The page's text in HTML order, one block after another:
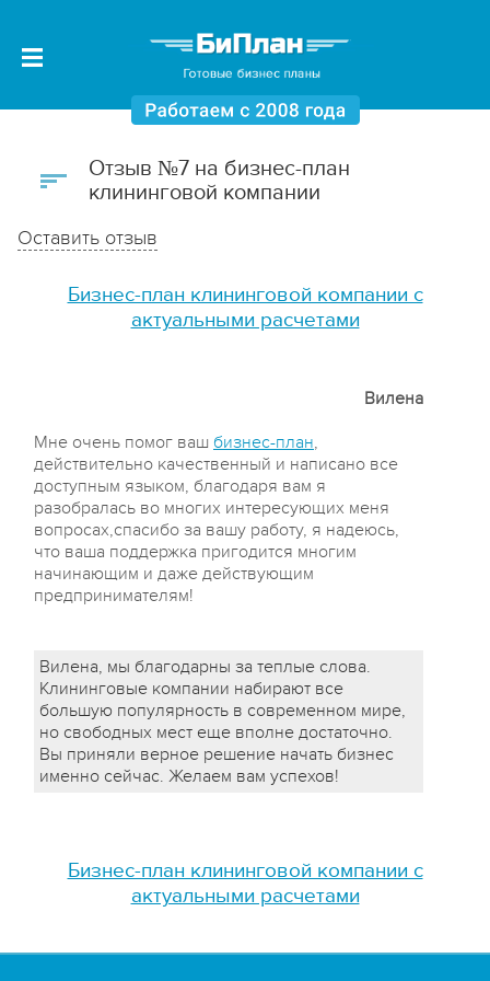
Отзыв №7 на бизнес-план
клининговой компании
Оставить отзыв
Бизнес-план клининговой компании с
актуальными расчетами
Вилена
Мне очень помог ваш бизнес-план,
действительно качественный и написано все
доступным языком, благодаря вам я
разобралась во многих интересующих меня
вопросах,спасибо за вашу работу, я надеюсь,
что ваша поддержка пригодится многим
начинающим и даже действующим
предпринимателям!
Вилена, мы благодарны за теплые слова.
Клининговые компании набирают все
большую популярность в современном мире,
но свободных мест еще вполне достаточно.
Вы приняли верное решение начать бизнес
именно сейчас. Желаем вам успехов!
Бизнес-план клининговой компании с
актуальными расчетами